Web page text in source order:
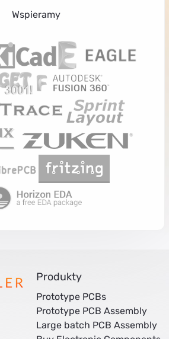
Wspieramy
Produkty
Prototype PCBs
Prototype PCB Assembly
Large batch PCB Assembly